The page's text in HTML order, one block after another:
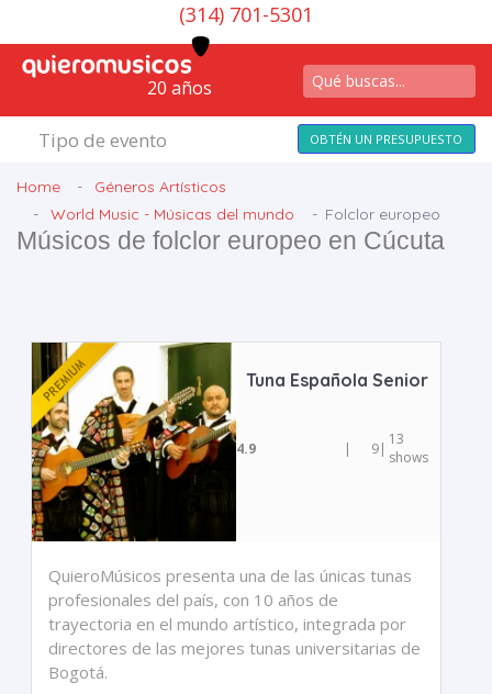
(314) 701-5301
20 años
Tipo de evento OBTÉN UN PRESUPUESTO
Home
Géneros Artísticos
World Music - Músicas del mundo
Folclor europeo
Músicos de folclor europeo en Cúcuta
Tuna Española Senior
4.9 | 9| 13
shows
QuieroMúsicos presenta una de las únicas tunas
profesionales del país, con 10 años de
trayectoria en el mundo artístico, integrada por
directores de las mejores tunas universitarias de
Bogotá.